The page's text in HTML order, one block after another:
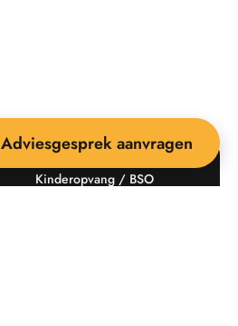
Kinderopvang / BSO
Adviesgesprek aanvragen